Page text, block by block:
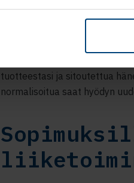
tuotekategorioissa on paljon
tuotteestasi ja sitoutettua
normalisoitua saat hyödyn